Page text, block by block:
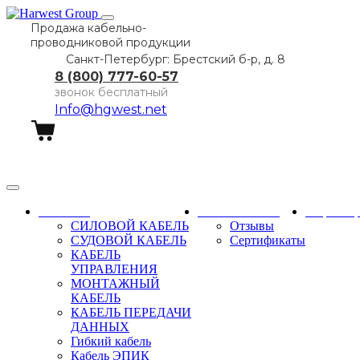
Продажа кабельно-
проводниковой продукции
Санкт-Петербург: Брестский б-р, д. 8
8 (800) 777-60-57
звонок бесплатный
Info@hgwest.net
СИЛОВОЙ КАБЕЛЬ
СУДОВОЙ КАБЕЛЬ
КАБЕЛЬ
УПРАВЛЕНИЯ
МОНТАЖНЫЙ
КАБЕЛЬ
КАБЕЛЬ ПЕРЕДАЧИ
ДАННЫХ
Гибкий кабель
Кабель ЭПИК
Отзывы
Сертификаты